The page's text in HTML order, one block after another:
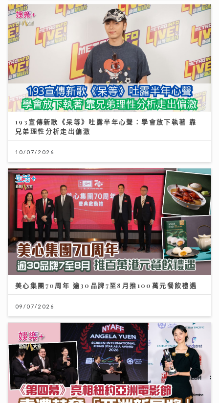
193宣傳新歌《呆等》吐露半年心聲：學會放下執著 靠
兄弟理性分析走出偏激
10/07/2026
美心集團70周年 逾30品牌7至8月推100萬元餐飲禮遇
09/07/2026